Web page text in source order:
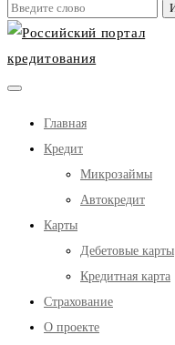
Главная
Кредит
Микрозаймы
Автокредит
Карты
Дебетовые карты
Кредитная карта
Страхование
О проекте